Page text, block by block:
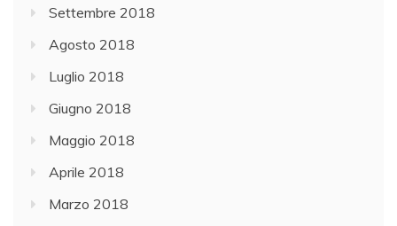
Settembre 2018
Agosto 2018
Luglio 2018
Giugno 2018
Maggio 2018
Aprile 2018
Marzo 2018